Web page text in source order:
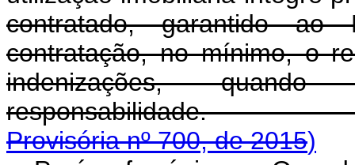
contratado, garantido ao
contratação, no mínimo, o
indenizações,
Provisória nº 700, de 2015)